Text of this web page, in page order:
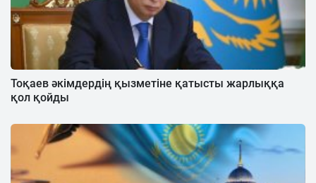
Тоқаев әкімдердің қызметіне қатысты жарлыққа
қол қойды